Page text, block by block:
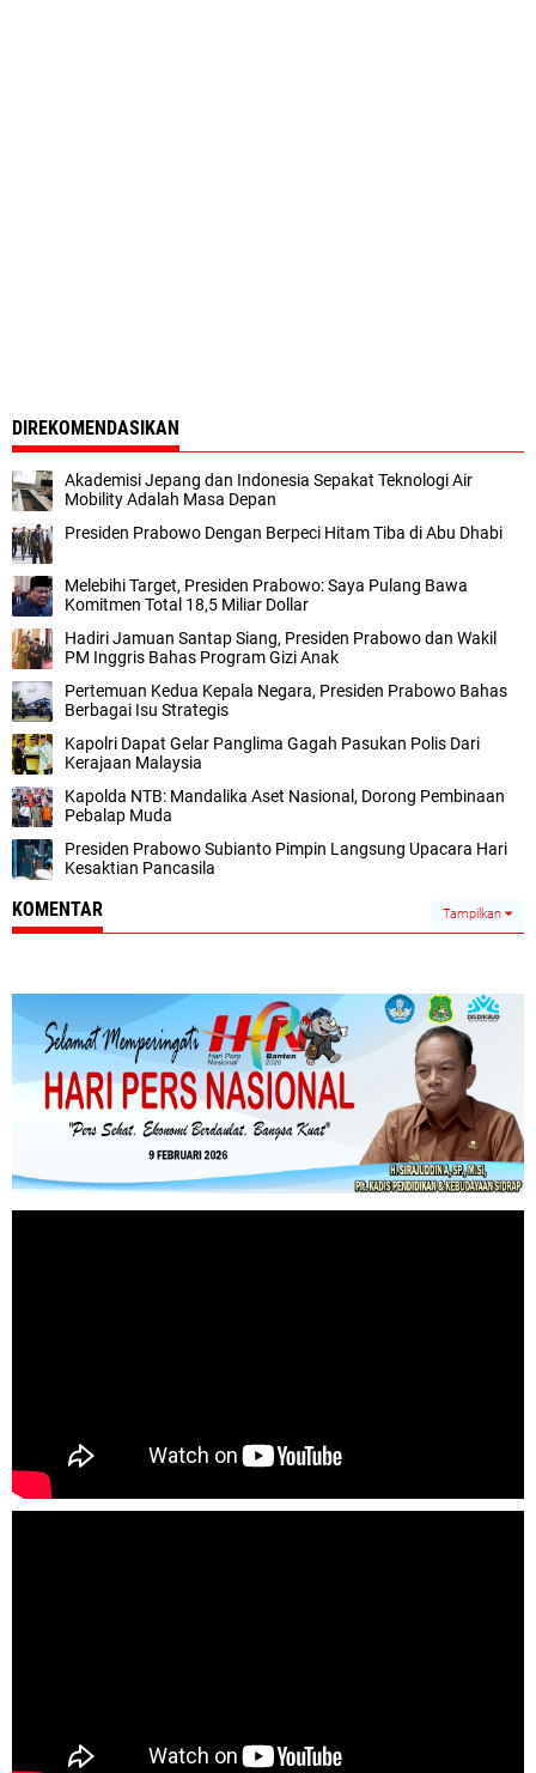
DIREKOMENDASIKAN
Akademisi Jepang dan Indonesia Sepakat Teknologi Air
Mobility Adalah Masa Depan
Presiden Prabowo Dengan Berpeci Hitam Tiba di Abu Dhabi
Melebihi Target, Presiden Prabowo: Saya Pulang Bawa
Komitmen Total 18,5 Miliar Dollar
Hadiri Jamuan Santap Siang, Presiden Prabowo dan Wakil
PM Inggris Bahas Program Gizi Anak
Pertemuan Kedua Kepala Negara, Presiden Prabowo Bahas
Berbagai Isu Strategis
Kapolri Dapat Gelar Panglima Gagah Pasukan Polis Dari
Kerajaan Malaysia
Kapolda NTB: Mandalika Aset Nasional, Dorong Pembinaan
Pebalap Muda
Presiden Prabowo Subianto Pimpin Langsung Upacara Hari
Kesaktian Pancasila
KOMENTAR Tampilkan